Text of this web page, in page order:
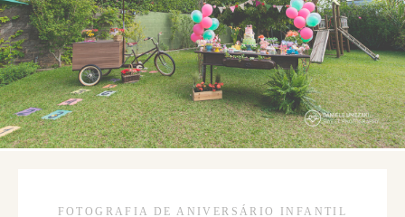
FOTOGRAFIA DE ANIVERSÁRIO INFANTIL